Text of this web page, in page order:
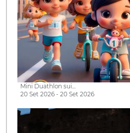
Mini Duathlon sui…
20 Set 2026 - 20 Set 2026